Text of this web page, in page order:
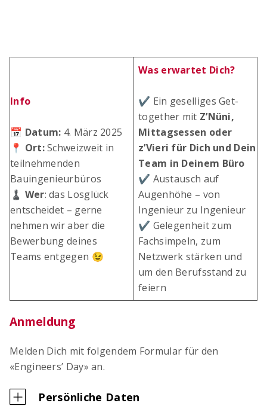
Info
📅 Datum: 4. März 2025
📍 Ort:Schweizweit in
teilnehmenden
Bauingenieurbüros
♟️ Wer: das Losglück
entscheidet – gerne
nehmen wir aber die
Bewerbung deines
Teams entgegen 😉
Was erwartet Dich?
✔️ Ein geselliges Get-
together mit Z’Nüni,
Mittagsessen oder
z’Vieri für Dich und Dein
Team in Deinem Büro
✔️ Austausch auf
Augenhöhe – von
Ingenieur zu Ingenieur
✔️ Gelegenheit zum
Fachsimpeln, zum
Netzwerk stärken und
um den Berufsstand zu
feiern
Anmeldung
Melden Dich mit folgendem Formular für den
«Engineers’ Day» an.
Persönliche Daten